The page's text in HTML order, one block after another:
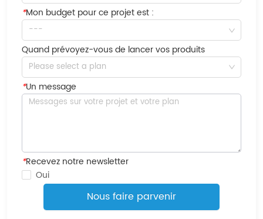
*Mon budget pour ce projet est :
---
Quand prévoyez-vous de lancer vos produits
Please select a plan
*Un message
*Recevez notre newsletter
Oui
Nous faire parvenir